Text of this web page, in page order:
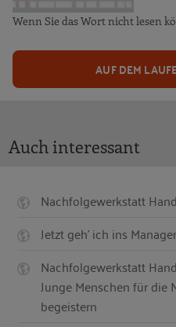
Wenn Sie das Wort nicht lesen
AUF DEM
Auch interessant
Nachfolgewerkstatt
Jetzt geh' ich ins
Nachfolgewerkstatt
Junge Menschen für
begeistern